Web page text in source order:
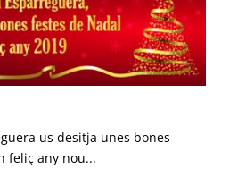
us desitja unes bones
feliç any nou...